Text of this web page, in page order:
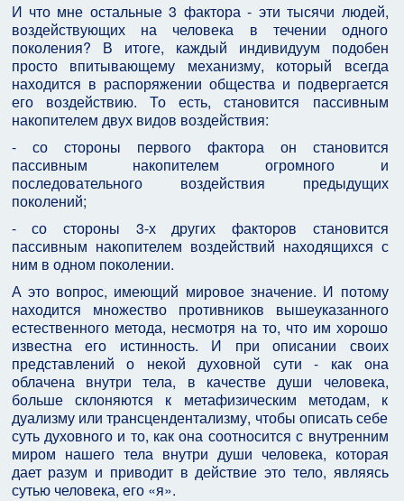
И что мне остальные 3 фактора - эти тысячи людей,
воздействующих на человека в течении одного
поколения? В итоге, каждый индивидуум подобен
просто впитывающему механизму, который всегда
находится в распоряжении общества и подвергается
его воздействию. То есть, становится пассивным
накопителем двух видов воздействия:
- со стороны первого фактора он становится
пассивным накопителем огромного и
последовательного воздействия предыдущих
поколений;
- со стороны 3-х других факторов становится
пассивным накопителем воздействий находящихся с
ним в одном поколении.
А это вопрос, имеющий мировое значение. И потому
находится множество противников вышеуказанного
естественного метода, несмотря на то, что им хорошо
известна его истинность. И при описании своих
представлений о некой духовной сути - как она
облачена внутри тела, в качестве души человека,
больше склоняются к метафизическим методам, к
дуализму или трансцендентализму, чтобы описать себе
суть духовного и то, как она соотносится с внутренним
миром нашего тела внутри души человека, которая
дает разум и приводит в действие это тело, являясь
сутью человека, его «я».